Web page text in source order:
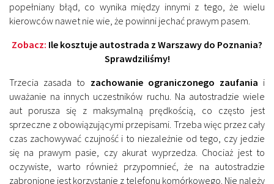
popełniany błąd, co wynika między innymi z tego, że wielu
kierowców nawet nie wie, że powinni jechać prawym pasem.
Zobacz: Ile kosztuje autostrada z Warszawy do Poznania?
Sprawdziliśmy!
Trzecia zasada to zachowanie ograniczonego zaufania i
uważanie na innych uczestników ruchu. Na autostradzie wiele
aut porusza się z maksymalną prędkością, co często jest
sprzeczne z obowiązującymi przepisami. Trzeba więc przez cały
czas zachowywać czujność i to niezależnie od tego, czy jedzie
się na prawym pasie, czy akurat wyprzedza. Chociaż jest to
oczywiste, warto również przypomnieć, że na autostradzie
zabronione jest korzystanie z telefonu komórkowego. Nie należy